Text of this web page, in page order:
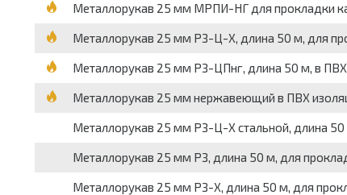
Металлорукав 25 мм МРПИ-НГ для прокладки
Металлорукав 25 мм РЗ-Ц-Х, длина 50 м, для
Металлорукав 25 мм РЗ-ЦПнг, длина 50 м, в ПВХ
Металлорукав 25 мм нержавеющий в ПВХ
Металлорукав 25 мм РЗ-Ц-Х стальной, длина 50
Металлорукав 25 мм РЗ, длина 50 м, для
Металлорукав 25 мм РЗ-Х, длина 50 м, для